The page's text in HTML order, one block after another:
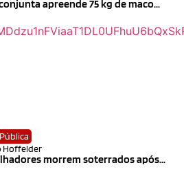
apreende 75 kg de maco...
Hoffelder
morrem soterrados após...